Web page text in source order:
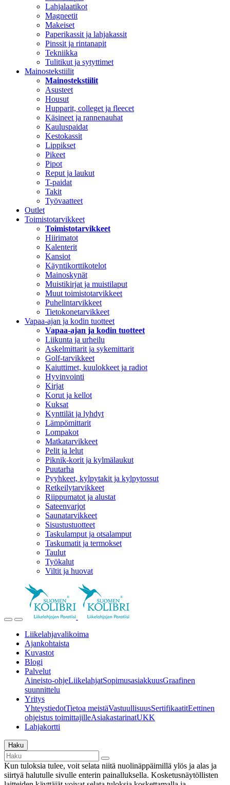
Lahjalaatikot
Magneetit
Makeiset
Paperikassit ja lahjakassit
Pinssit ja rintanapit
Tekniikka
Tulitikut ja sytyttimet
Mainostekstiilit
Mainostekstiilit
Asusteet
Housut
Hupparit, colleget ja fleecet
Käsineet ja rannenauhat
Kauluspaidat
Kestokassit
Lippikset
Pikeet
Pipot
Reput ja laukut
T-paidat
Takit
Työvaatteet
Outlet
Toimistotarvikkeet
Toimistotarvikkeet
Hiirimatot
Kalenterit
Kansiot
Käyntikorttikotelot
Mainoskynät
Muistikirjat ja muistilaput
Muut toimistotarvikkeet
Puhelintarvikkeet
Tietokonetarvikkeet
Vapaa-ajan ja kodin tuotteet
Vapaa-ajan ja kodin tuotteet
Liikunta ja urheilu
Askelmittarit ja sykemittarit
Golf-tarvikkeet
Kaiuttimet, kuulokkeet ja radiot
Hyvinvointi
Kirjat
Korut ja kellot
Kuksat
Kynttilät ja lyhdyt
Lämpömittarit
Lompakot
Matkatarvikkeet
Pelit ja lelut
Piknik-korit ja kylmälaukut
Puutarha
Pyyhkeet, kylpytakit ja kylpytossut
Retkeilytarvikkeet
Riippumatot ja alustat
Sateenvarjot
Saunatarvikkeet
Sisustustuotteet
Taskulamput ja otsalamput
Taskumatit ja termokset
Taulut
Työkalut
Viltit ja huovat
Liikelahjavalikoima
Ajankohtaista
Kuvastot
Blogi
Palvelut
Aineisto-ohjeLiikelahjatSopimusasiakkuusGraafinen
suunnittelu
Yritys
YhteystiedotTietoa meistäVastuullisuusSertifikaatitEettinen
ohjeistus toimittajilleAsiakastarinatUKK
Lahjakortti
Haku
Kun tuloksia tulee, voit selata niitä nuolinäppäimillä ylös ja alas ja
siirtyä halutulle sivulle enterin painalluksella. Kosketusnäytöllisten